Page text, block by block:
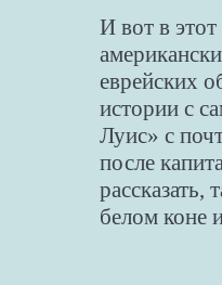
И вот в
еврейских
истории с
Луис» с
после
белом коне